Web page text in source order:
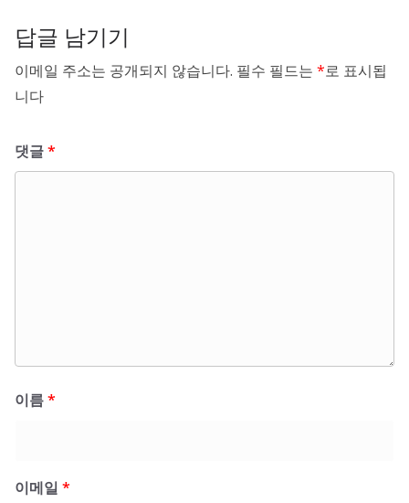
답글 남기기
이메일 주소는 공개되지 않습니다. 필수 필드는 *로 표시됩
니다
댓글*
이름*
이메일 *